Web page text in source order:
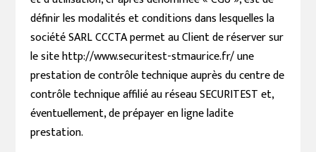
définir les modalités et conditions dans lesquelles la
société SARL CCCTA permet au Client de réserver sur
le site http://www.securitest-stmaurice.fr/ une
prestation de contrôle technique auprès du centre de
contrôle technique affilié au réseau SECURITEST et,
éventuellement, de prépayer en ligne ladite
prestation.